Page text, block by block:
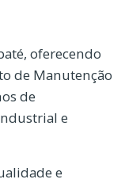
oferecendo
de Manutenção
de
e
e